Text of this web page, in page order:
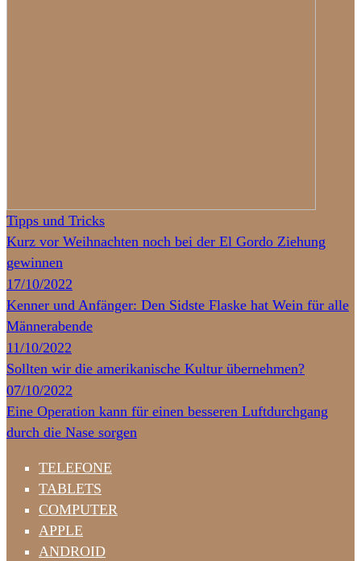
Tipps und Tricks
Kurz vor Weihnachten noch bei der El Gordo Ziehung
gewinnen
17/10/2022
Kenner und Anfänger: Den Sidste Flaske hat Wein für alle
Männerabende
11/10/2022
Sollten wir die amerikanische Kultur übernehmen?
07/10/2022
Eine Operation kann für einen besseren Luftdurchgang
durch die Nase sorgen
TELEFONE
TABLETS
COMPUTER
APPLE
ANDROID